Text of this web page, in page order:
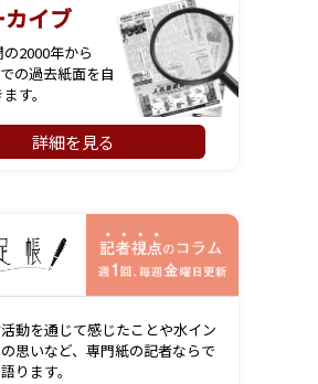
イブ
2000年から
の過去紙面を自
す。
詳細を見る
動を通じて感じたことや水イン
思いなど、専門紙の記者ならで
ります。